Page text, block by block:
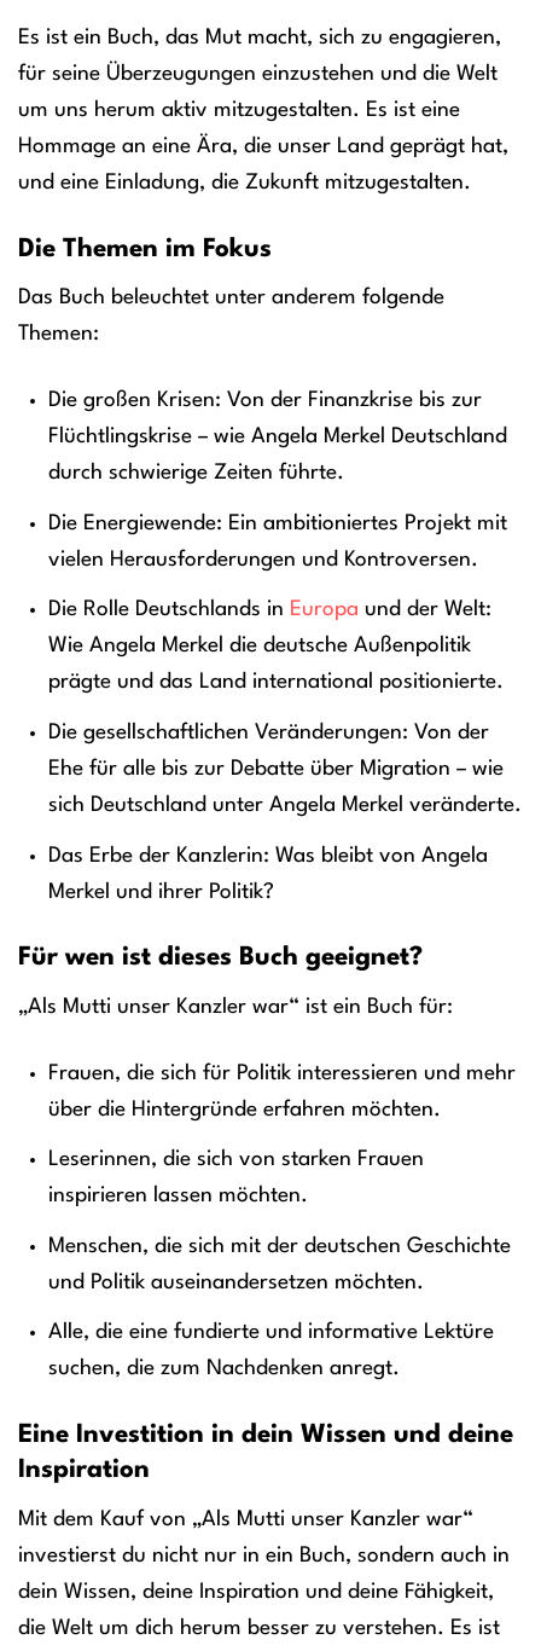
Es ist ein Buch, das Mut macht, sich zu engagieren,
für seine Überzeugungen einzustehen und die Welt
um uns herum aktiv mitzugestalten. Es ist eine
Hommage an eine Ära, die unser Land geprägt hat,
und eine Einladung, die Zukunft mitzugestalten.
Die Themen im Fokus
Das Buch beleuchtet unter anderem folgende
Themen:
Die großen Krisen: Von der Finanzkrise bis zur
Flüchtlingskrise – wie Angela Merkel Deutschland
durch schwierige Zeiten führte.
Die Energiewende: Ein ambitioniertes Projekt mit
vielen Herausforderungen und Kontroversen.
Die Rolle Deutschlands in Europa und der Welt:
Wie Angela Merkel die deutsche Außenpolitik
prägte und das Land international positionierte.
Die gesellschaftlichen Veränderungen: Von der
Ehe für alle bis zur Debatte über Migration – wie
sich Deutschland unter Angela Merkel veränderte.
Das Erbe der Kanzlerin: Was bleibt von Angela
Merkel und ihrer Politik?
Für wen ist dieses Buch geeignet?
„Als Mutti unser Kanzler war“ ist ein Buch für:
Frauen, die sich für Politik interessieren und mehr
über die Hintergründe erfahren möchten.
Leserinnen, die sich von starken Frauen
inspirieren lassen möchten.
Menschen, die sich mit der deutschen Geschichte
und Politik auseinandersetzen möchten.
Alle, die eine fundierte und informative Lektüre
suchen, die zum Nachdenken anregt.
Eine Investition in dein Wissen und deine
Inspiration
Mit dem Kauf von „Als Mutti unser Kanzler war“
investierst du nicht nur in ein Buch, sondern auch in
dein Wissen, deine Inspiration und deine Fähigkeit,
die Welt um dich herum besser zu verstehen. Es ist